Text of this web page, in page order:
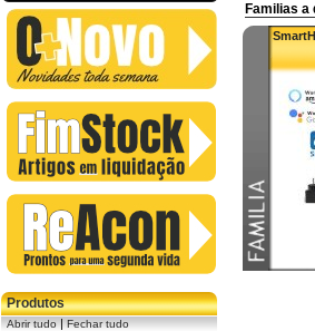
Produtos
Abrir tudo|Fechar tudo
Familias